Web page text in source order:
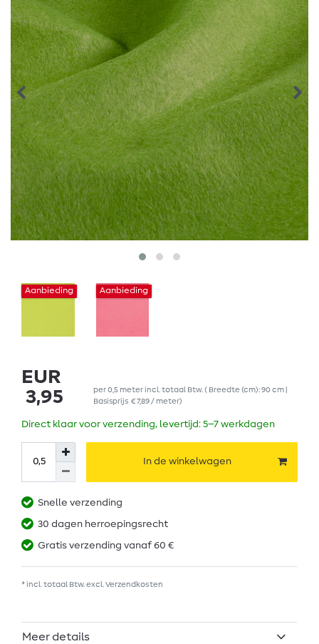
Aanbieding Aanbieding
EUR
3,95
per0,5 meterincl. totaal Btw. ( Breedte (cm): 90 cm |
Basisprijs€ 7,89 / meter)
Direct klaar voor verzending, levertijd: 5–7 werkdagen
In de winkelwagen
Snelle verzending
30 dagen herroepingsrecht
Gratis verzending vanaf 60 €
* incl. totaal Btw. excl. Verzendkosten
Meer details